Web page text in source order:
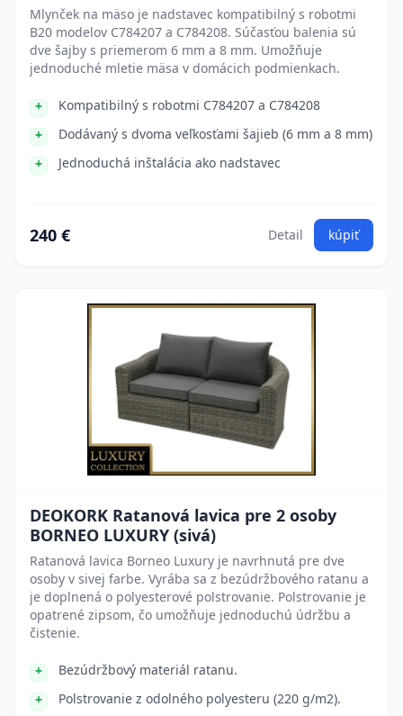
Mlynček na mäso je nadstavec kompatibilný s robotmi
B20 modelov C784207 a C784208. Súčasťou balenia sú
dve šajby s priemerom 6 mm a 8 mm. Umožňuje
jednoduché mletie mäsa v domácich podmienkach.
Kompatibilný s robotmi C784207 a C784208
Dodávaný s dvoma veľkosťami šajieb (6 mm a 8 mm)
Jednoduchá inštalácia ako nadstavec
240 € Detail kúpiť
DEOKORK Ratanová lavica pre 2 osoby
BORNEO LUXURY (sivá)
Ratanová lavica Borneo Luxury je navrhnutá pre dve
osoby v sivej farbe. Vyrába sa z bezúdržbového ratanu a
je doplnená o polyesterové polstrovanie. Polstrovanie je
opatrené zipsom, čo umožňuje jednoduchú údržbu a
čistenie.
Bezúdržbový materiál ratanu.
Polstrovanie z odolného polyesteru (220 g/m2).